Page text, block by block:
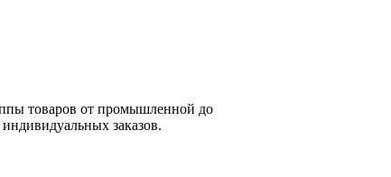
товаров от промышленной до
заказов.